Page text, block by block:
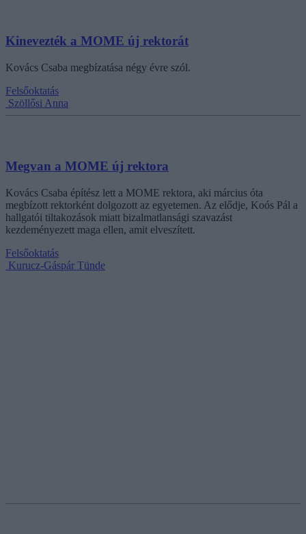
Kinevezték a MOME új rektorát
Kovács Csaba megbízatása négy évre szól.
Felsőoktatás
Szöllősi Anna
Megvan a MOME új rektora
Kovács Csaba építész lett a MOME rektora, aki március óta
megbízott rektorként dolgozott az egyetemen. Az elődje, Koós Pál a
hallgatói tiltakozások miatt bizalmatlansági szavazást
kezdeményezett maga ellen, amit elveszített.
Felsőoktatás
Kurucz-Gáspár Tünde